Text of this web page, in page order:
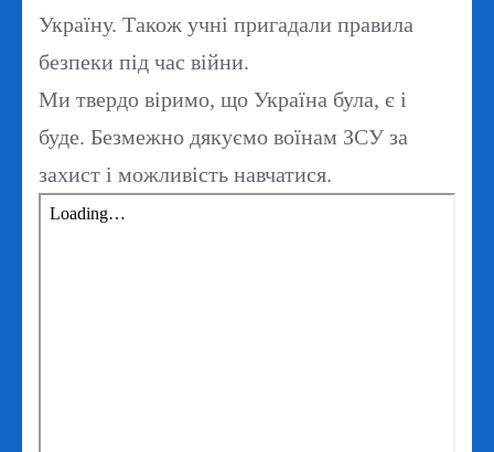
Україну. Також учні пригадали правила
безпеки під час війни.
Ми твердо віримо, що Україна була, є і
буде. Безмежно дякуємо воїнам ЗСУ за
захист і можливість навчатися.